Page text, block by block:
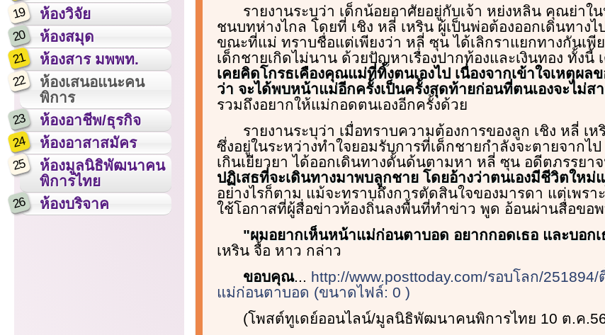
19 ห้องวิจัย
20 ห้องสมุด
21 ห้องสาร มพพท.
22
ห้องเสนอแนะคน
พิการ
23 ห้องอาชีพ/ธุรกิจ
24 ห้องอาสาสมัคร
25
ห้องมูลนิธิพัฒนาคน
พิการไทย
26 ห้องบริจาค
รายงานระบุว่า เด็กน้อยอาศัยอยู่กับเจ้า หย่งหลิน คุณย่าใ
ชนบทห่างไกล โดยที่ เชิง หลี่ เหริน ผู้เป็นพ่อต้องออกเดินทางไ
ขณะที่แม่ ทราบชื่อแต่เพียงว่า หลี่ ซุน ได้เลิกราแยกทางกันเพี
เด็กชายเกิดไม่นาน ด้วยปัญหาเรื่องปากท้องและเงินทอง ทั้งนี้
เคยคิดโกรธเคืองคุณแม่ที่ทิ้งตนเองไป เนื่องจากเข้าใจเหตุผล
ว่า จะได้พบหน้าแม่อีกครั้งเป็นครั้งสุดท้ายก่อนที่ตนเองจะไม่ส
รวมถึงอยากให้แม่กอดตนเองอีกครั้งด้วย
รายงานระบุว่า เมื่อทราบความต้องการของลูก เชิง หลี่ เ
ซึ่งอยู่ในระหว่างทำใจยอมรับการที่เด็กชายกำลังจะตายจากไป
เกินเยียวยา ได้ออกเดินทางดั้นด้นตามหา หลี่ ซุน อดีตภรรยา
ปฏิเสธที่จะเดินทางมาพบลูกชาย โดยอ้างว่าตนเองมีชีวิตให
อย่างไรก็ตาม แม้จะทราบถึงการตัดสินใจของมารดา แต่เพรา
ใช้โอกาสที่ผู้สื่อข่าวท้องถิ่นลงพื้นที่ทำข่าว พูด อ้อนผ่านสื่อขอ
"ผมอยากเห็นหน้าแม่ก่อนตาบอด อยากกอดเธอ และบอก
เหริน จื้อ หาว กล่าว
ขอบคุณ... http://www.posttoday.com/รอบโลก/
แม่ก่อนตาบอด (ขนาดไฟล์: 0 )
(โพสต์ทูเดย์ออนไลน์/มูลนิธิพัฒนาคนพิการไทย 10 ต.ค